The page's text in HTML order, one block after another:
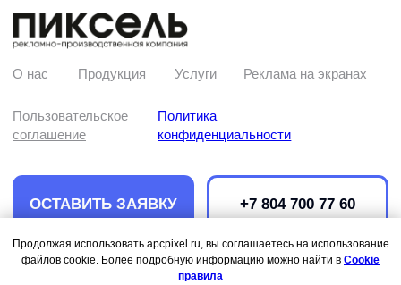
Продолжая использовать apcpixel.ru, вы соглашаетесь на использование
файлов cookie. Более подробную информацию можно найти в Cookie
правила